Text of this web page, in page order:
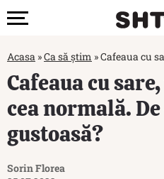
Acasa »Ca să știm »Cafeaua cu
Cafeaua cu
cea normală. De
gustoasă?
Sorin Florea